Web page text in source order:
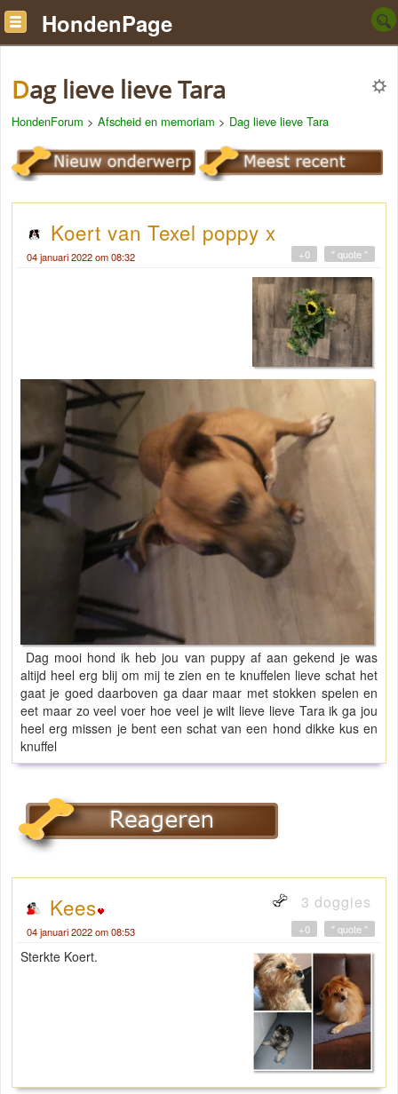
HondenPage
Dag lieve lieve Tara
HondenForum > Afscheid en memoriam > Dag lieve lieve Tara
Koert van Texel poppy x
04 januari 2022 om 08:32 " quote "
+0
Dag mooi hond ik heb jou van puppy af aan gekend je was
altijd heel erg blij om mij te zien en te knuffelen lieve schat het
gaat je goed daarboven ga daar maar met stokken spelen en
eet maar zo veel voer hoe veel je wilt lieve lieve Tara ik ga jou
heel erg missen je bent een schat van een hond dikke kus en
knuffel
Kees 3 doggies
04 januari 2022 om 08:53 " quote "
+0
Sterkte Koert.